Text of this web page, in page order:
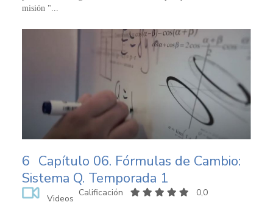
misión "...
6 Capítulo 06. Fórmulas de Cambio:
Sistema Q. Temporada 1
Videos
Calificación 0,0